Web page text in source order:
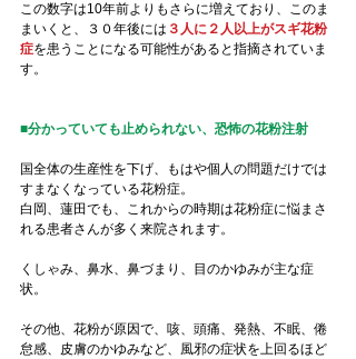
この数字は10年前よりもさらに増えており、このま
まいくと、３０年後には ３人に２人以上がスギ花粉
症を患うことになる可能性があると指摘されていま
す。
■分かっていても止められない、恐怖の花粉注射
国全体の生産性を下げ、もはや個人の問題だけでは
すまなくなっている花粉症。
白岡、蓮田でも、これからの時期は花粉症に悩まさ
れる患者さんが多く来院されます。
くしゃみ、鼻水、鼻づまり、目のかゆみが主な症
状。
その他、花粉が原因で、咳、頭痛、発熱、不眠、倦
怠感、皮膚のかゆみなど、風邪の症状を上回るほど